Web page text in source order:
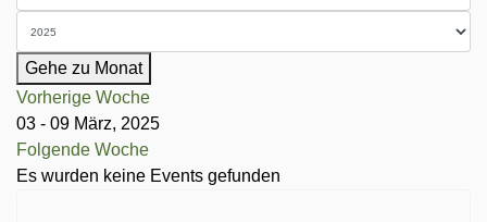
Gehe zu Monat
Vorherige Woche
03 - 09 März, 2025
Folgende Woche
Es wurden keine Events gefunden